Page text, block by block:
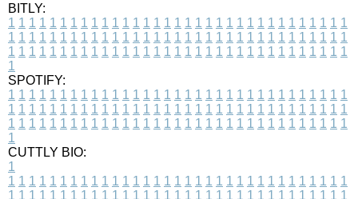
BITLY:
1 1 1 1 1 1 1 1 1 1 1 1 1 1 1 1 1 1 1 1 1 1 1 1 1 1 1 1 1 1 1 1 1
1 1 1 1 1 1 1 1 1 1 1 1 1 1 1 1 1 1 1 1 1 1 1 1 1 1 1 1 1 1 1 1 1
1 1 1 1 1 1 1 1 1 1 1 1 1 1 1 1 1 1 1 1 1 1 1 1 1 1 1 1 1 1 1 1 1
1
SPOTIFY:
1 1 1 1 1 1 1 1 1 1 1 1 1 1 1 1 1 1 1 1 1 1 1 1 1 1 1 1 1 1 1 1 1
1 1 1 1 1 1 1 1 1 1 1 1 1 1 1 1 1 1 1 1 1 1 1 1 1 1 1 1 1 1 1 1 1
1 1 1 1 1 1 1 1 1 1 1 1 1 1 1 1 1 1 1 1 1 1 1 1 1 1 1 1 1 1 1 1 1
1
CUTTLY BIO:
1
1 1 1 1 1 1 1 1 1 1 1 1 1 1 1 1 1 1 1 1 1 1 1 1 1 1 1 1 1 1 1 1 1
1 1 1 1 1 1 1 1 1 1 1 1 1 1 1 1 1 1 1 1 1 1 1 1 1 1 1 1 1 1 1 1 1